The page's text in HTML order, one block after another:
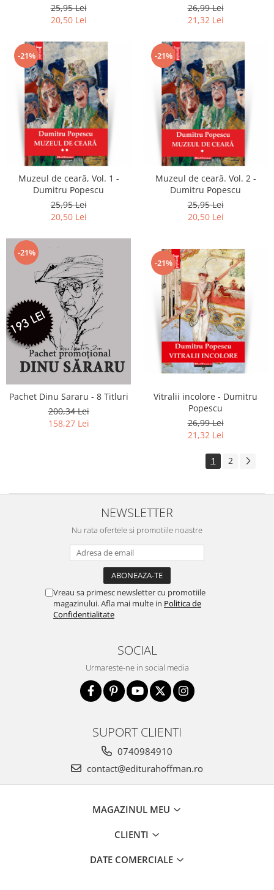
25,95 Lei
20,50 Lei
26,99 Lei
21,32 Lei
-21%
Muzeul de ceară, Vol. 1 -
Dumitru Popescu
25,95 Lei
20,50 Lei
-21%
Muzeul de ceară. Vol. 2 -
Dumitru Popescu
25,95 Lei
20,50 Lei
-21%
Pachet Dinu Sararu - 8 Titluri
200,34 Lei
158,27 Lei
-21%
Vitralii incolore - Dumitru
Popescu
26,99 Lei
21,32 Lei
1 2
NEWSLETTER
Nu rata ofertele si promotiile noastre
Vreau sa primesc newsletter cu promotiile
magazinului. Afla mai multe in Politica de
Confidentialitate
SOCIAL
Urmareste-ne in social media
SUPORT CLIENTI
0740984910
contact@editurahoffman.ro
MAGAZINUL MEU
CLIENTI
DATE COMERCIALE